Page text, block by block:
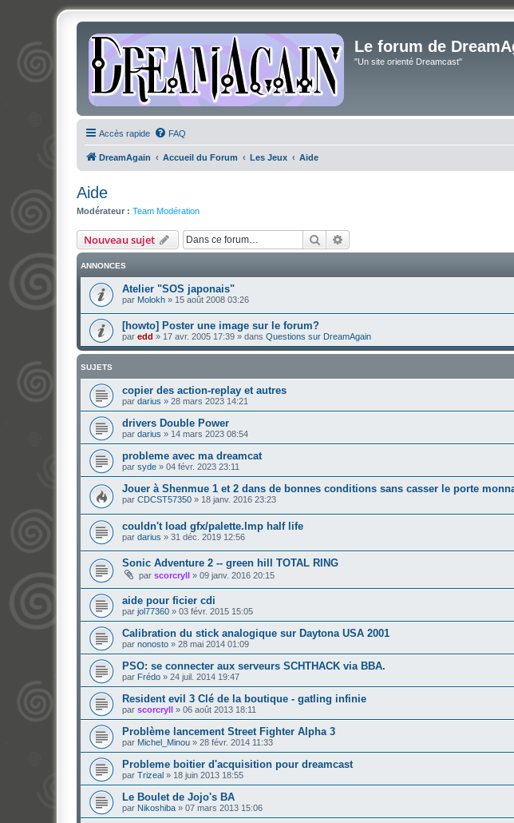
Le forum de
"Un site orienté Dreamcast"
Accès rapide FAQ
DreamAgain Accueil du Forum Les Jeux Aide
Aide
Modérateur : Team Modération
Nouveau sujet Rechercher
ANNONCES
Atelier "SOS japonais"
par Molokh » 15 août 2008 03:26
[howto] Poster une image sur le forum?
par edd » 17 avr. 2005 17:39 » dans Questions sur DreamAgain
SUJETS
copier des action-replay et autres
par darius » 28 mars 2023 14:21
drivers Double Power
par darius » 14 mars 2023 08:54
probleme avec ma dreamcat
par syde » 04 févr. 2023 23:11
Jouer à Shenmue 1 et 2 dans de bonnes conditions sans casser le porte
par CDCST57350 » 18 janv. 2016 23:23
couldn't load gfx/palette.lmp half life
par darius » 31 déc. 2019 12:56
Sonic Adventure 2 -- green hill TOTAL RING
par scorcryll » 09 janv. 2016 20:15
aide pour ficier cdi
par jol77360 » 03 févr. 2015 15:05
Calibration du stick analogique sur Daytona USA 2001
par nonosto » 28 mai 2014 01:09
PSO: se connecter aux serveurs SCHTHACK via BBA.
par Frédo » 24 juil. 2014 19:47
Resident evil 3 Clé de la boutique - gatling infinie
par scorcryll » 06 août 2013 18:11
Problème lancement Street Fighter Alpha 3
par Michel_Minou » 28 févr. 2014 11:33
Probleme boitier d'acquisition pour dreamcast
par Trizeal » 18 juin 2013 18:55
Le Boulet de Jojo's BA
par Nikoshiba » 07 mars 2013 15:06